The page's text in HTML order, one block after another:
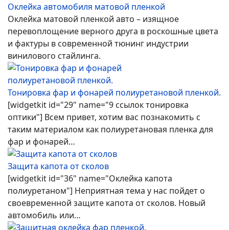
Оклейка автомобиля матовой пленкой
Оклейка матовой пленкой авто – изящное
перевоплощение верного друга в роскошные цвета
и фактуры в современной тюнинг индустрии
винилового стайлинга.
Тонировка фар и фонарей полиуретановой пленкой.
[widgetkit id="29" name="9 ссылок тонировка
оптики"] Всем привет, хотим вас познакомить с
таким материалом как полиуретановая пленка для
фар и фонарей…
Защита капота от сколов
[widgetkit id="36" name="Оклейка капота
полиуретаном"] Неприятная тема у нас пойдет о
своевременной защите капота от сколов. Новый
автомобиль или…